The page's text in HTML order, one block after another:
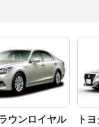
ウンロイヤル ト